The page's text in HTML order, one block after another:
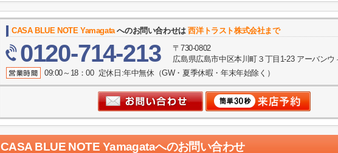
CASA BLUE NOTE Yamagataへのお問い合わせは西洋トラスト株式会社まで
0120-714-213
〒730-0802
広島県広島市中区本川町３丁目1-23 アーバン
09:00～18：00 定休日:年中無休（GW・夏季休暇・年末年始除く）
CASA BLUE NOTE Yamagataへのお問い合わせ